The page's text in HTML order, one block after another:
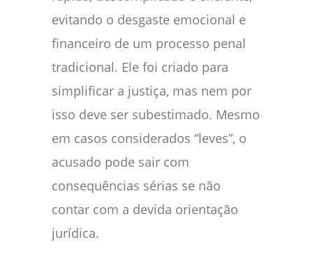
evitando o desgaste emocional e
financeiro de um processo penal
tradicional. Ele foi criado para
simplificar a justiça, mas nem por
isso deve ser subestimado. Mesmo
em casos considerados “leves”, o
acusado pode sair com
consequências sérias se não
contar com a devida orientação
jurídica.